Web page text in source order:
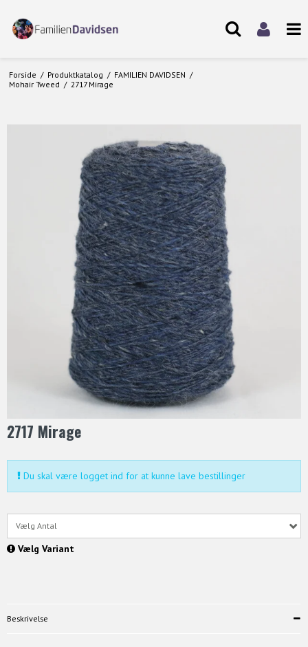
Forside / Produktkatalog / FAMILIEN DAVIDSEN /
Mohair Tweed / 2717 Mirage
2717 Mirage
Du skal være logget ind for at kunne lave bestillinger
Vælg Antal
Vælg Variant
Beskrivelse